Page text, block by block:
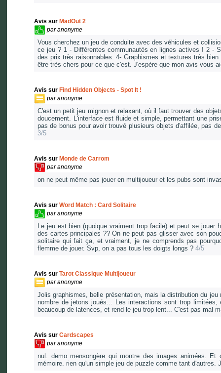
Avis sur MadOut 2
paranonyme
Vous cherchez un jeu de conduite avec des véhicules et
ce jeu ? 1 - Différentes communautés en lignes actives ! 2 -
des prix très raisonnables. 4- Graphismes et textures très
être très chers pour ce que c'est. J'espère que mon avis vous
Avis sur Find Hidden Objects - Spot It !
paranonyme
C'est un petit jeu mignon et relaxant, où il faut trouver des
doucement. L'interface est fluide et simple, permettant une
pas de bonus pour avoir trouvé plusieurs objets d'affilée, pas
3/5
Avis sur Monde de Carrom
paranonyme
on ne peut même pas jouer en multijoueur et les pubs sont
Avis sur Word Match : Card Solitaire
paranonyme
Le jeu est bien (quoique vraiment trop facile) et peut se
des cartes principales ?? On ne peut pas glisser avec son
solitaire qui fait ça, et vraiment, je ne comprends pas
flemme de jouer. Svp, on a pas tous les doigts longs ? 4/5
Avis sur Tarot Classique Multijoueur
paranonyme
Jolis graphismes, belle présentation, mais la distribution du
nombre de jetons joués... Les interactions sont trop
beaucoup de latences, et rend le jeu trop lent... C'est pas mal
Avis sur Cardscapes
paranonyme
nul. demo mensongère qui montre des images animées.
mémoire. rien qu'un simple jeu de puzzle comme tant